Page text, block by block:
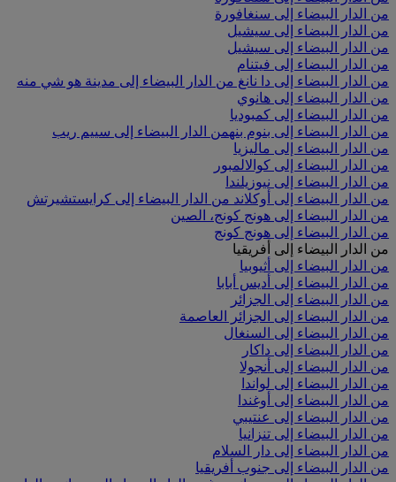
من الدار البيضاء إلى سنغافورة
من الدار البيضاء إلى سيشيل
من الدار البيضاء إلى سيشيل
من الدار البيضاء إلى فيتنام
من الدار البيضاء إلى دا نانغ من الدار البيضاء إلى مدينة هو شي منه
من الدار البيضاء إلى هانوي
من الدار البيضاء إلى كمبوديا
من الدار البيضاء إلى بنوم بنهمن الدار البيضاء إلى سييم ريب
من الدار البيضاء إلى ماليزيا
من الدار البيضاء إلى كوالالمبور
من الدار البيضاء إلى نيوزيلندا
من الدار البيضاء إلى أوكلاند من الدار البيضاء إلى كرايستشيرتش
من الدار البيضاء إلى هونج كونج، الصين
من الدار البيضاء إلى هونج كونج
من الدار البيضاء إلى أفريقيا
من الدار البيضاء إلى أثيوبيا
من الدار البيضاء إلى أديس أبابا
من الدار البيضاء إلى الجزائر
من الدار البيضاء إلى الجزائر العاصمة
من الدار البيضاء إلى السنغال
من الدار البيضاء إلى داكار
من الدار البيضاء إلى أنجولا
من الدار البيضاء إلى لواندا
من الدار البيضاء إلى أوغندا
من الدار البيضاء إلى عنتيبي
من الدار البيضاء إلى تنزانيا
من الدار البيضاء إلى دار السلام
من الدار البيضاء إلى جنوب أفريقيا